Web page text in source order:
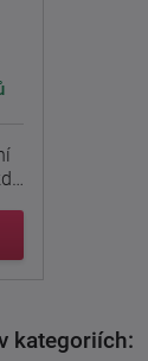
kategoriích: